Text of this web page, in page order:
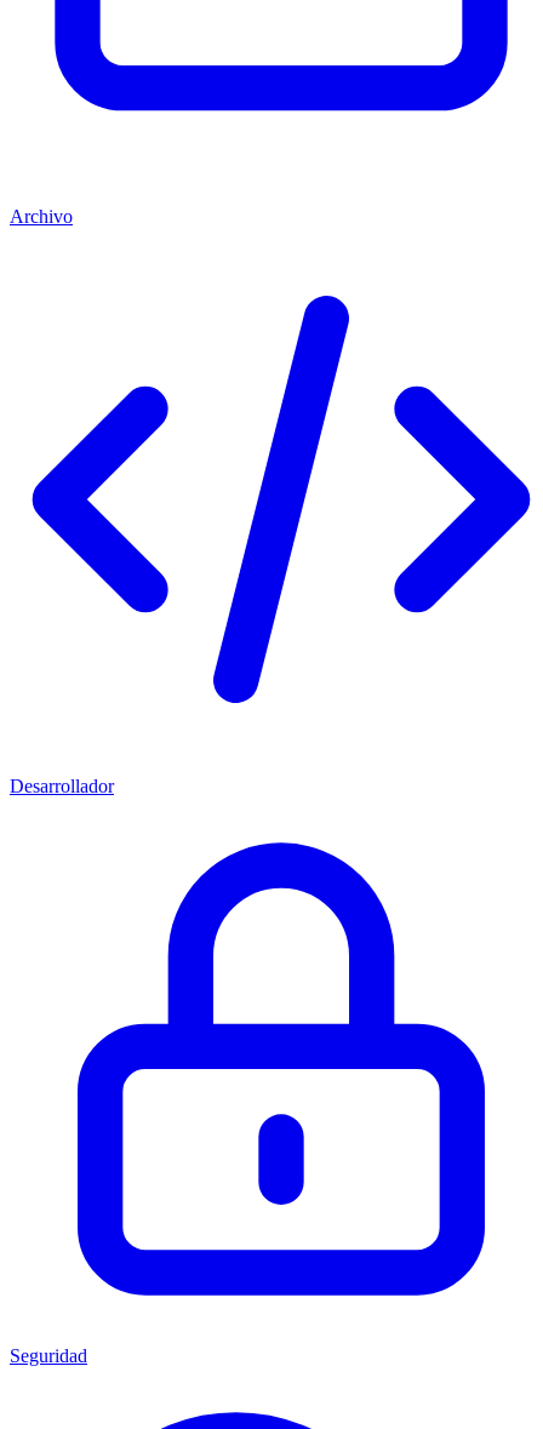
Archivo
Desarrollador
Seguridad